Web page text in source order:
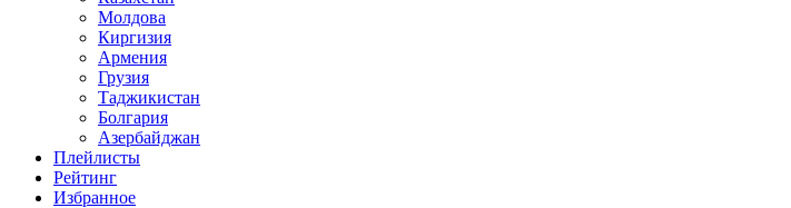
Молдова
Киргизия
Армения
Грузия
Таджикистан
Болгария
Азербайджан
Плейлисты
Рейтинг
Избранное